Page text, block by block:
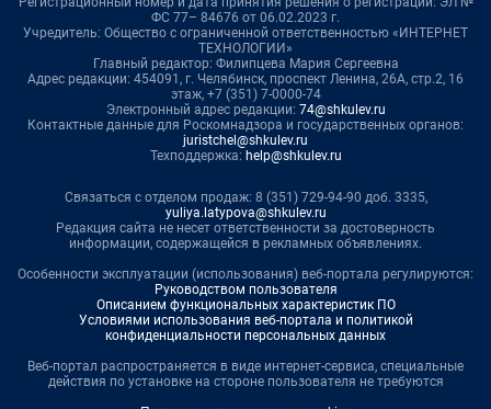
ФС 77– 84676 от 06.02.2023 г.
Учредитель: Общество с ограниченной ответственностью «ИНТЕРНЕТ
ТЕХНОЛОГИИ»
Главный редактор: Филипцева Мария Сергеевна
Адрес редакции: 454091, г. Челябинск, проспект Ленина, 26А, стр.2, 16
этаж, +7 (351) 7-0000-74
Электронный адрес редакции: 74@shkulev.ru
Контактные данные для Роскомнадзора и государственных органов:
juristchel@shkulev.ru
Техподдержка: help@shkulev.ru
Связаться с отделом продаж: 8 (351) 729-94-90 доб. 3335,
yuliya.latypova@shkulev.ru
Редакция сайта не несет ответственности за достоверность
информации, содержащейся в рекламных объявлениях.
Особенности эксплуатации (использования) веб-портала регулируются:
Руководством пользователя
Описанием функциональных характеристик ПО
Условиями использования веб-портала и политикой
конфиденциальности персональных данных
Веб-портал распространяется в виде интернет-сервиса, специальные
действия по установке на стороне пользователя не требуются